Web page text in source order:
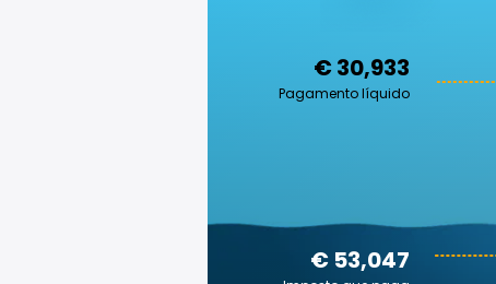
€ 30,933
Pagamento líquido
€ 53,047